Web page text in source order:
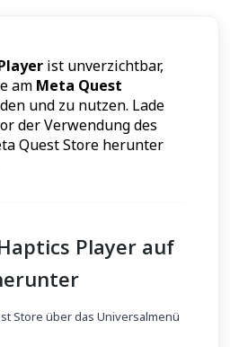
ist unverzichtbar,
am Meta Quest
und zu nutzen. Lade
der Verwendung des
Quest Store herunter
Player auf
Store über das Universalmenü